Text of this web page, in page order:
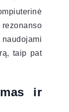
taip pat
ir